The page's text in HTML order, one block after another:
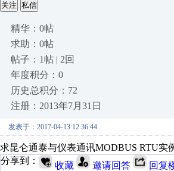
关注 私信
精华：0帖
求助：0帖
帖子：1帖 | 2回
年度积分：0
历史总积分：72
注册：2013年7月31日
发表于：2017-04-13 12:36:44
求昆仑通泰与仪表通讯MODBUS RTU实
分享到：
收藏 邀请回答 回复